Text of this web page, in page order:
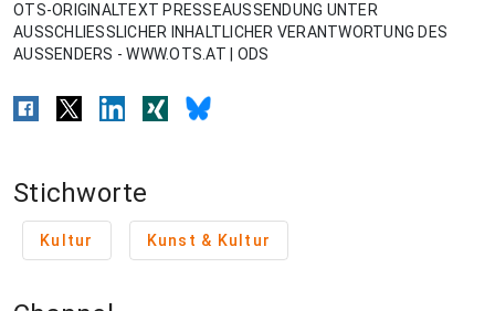
OTS-ORIGINALTEXT PRESSEAUSSENDUNG UNTER
AUSSCHLIESSLICHER INHALTLICHER VERANTWORTUNG DES
AUSSENDERS - WWW.OTS.AT | ODS
Stichworte
Kultur Kunst & Kultur